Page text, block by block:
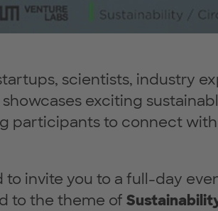
scientists, industry
exciting
participants to connect
to invite you to a full-day
to the theme of